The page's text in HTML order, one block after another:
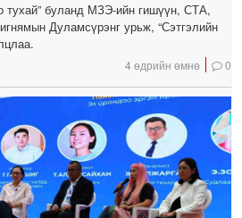
тухай” буланд МЗЭ-ийн гишүүн, СТА,
Дуламсүрэнг урьж, “Сэтгэлийн
4 өдрийн өмнө 0